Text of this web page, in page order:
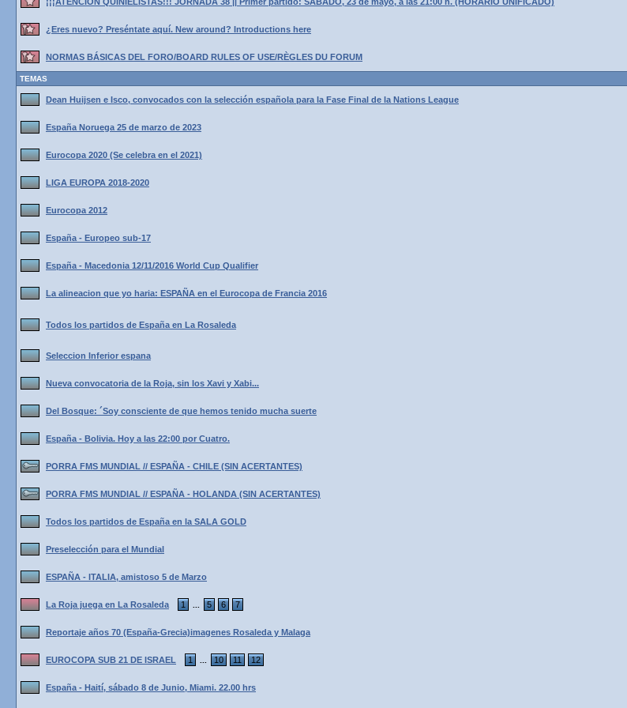
¿Eres nuevo? Preséntate aquí. New around? Introductions here
NORMAS BÁSICAS DEL FORO/BOARD RULES OF USE/RÈGLES DU FORUM
TEMAS
Dean Huijsen e Isco, convocados con la selección española para la Fase Final de la Nations League
España Noruega 25 de marzo de 2023
Eurocopa 2020 (Se celebra en el 2021)
LIGA EUROPA 2018-2020
Eurocopa 2012
España - Europeo sub-17
España - Macedonia 12/11/2016 World Cup Qualifier
La alineacion que yo haria: ESPAÑA en el Eurocopa de Francia 2016
Todos los partidos de España en La Rosaleda
Seleccion Inferior espana
Nueva convocatoria de la Roja, sin los Xavi y Xabi...
Del Bosque: ´Soy consciente de que hemos tenido mucha suerte
España - Bolivia. Hoy a las 22:00 por Cuatro.
PORRA FMS MUNDIAL // ESPAÑA - CHILE (SIN ACERTANTES)
PORRA FMS MUNDIAL // ESPAÑA - HOLANDA (SIN ACERTANTES)
Todos los partidos de España en la SALA GOLD
Preselección para el Mundial
ESPAÑA - ITALIA, amistoso 5 de Marzo
La Roja juega en La Rosaleda 1 5 6 7
Reportaje años 70 (España-Grecia)imagenes Rosaleda y Malaga
EUROCOPA SUB 21 DE ISRAEL 1 10 11 12
España - Haití, sábado 8 de Junio, Miami. 22.00 hrs